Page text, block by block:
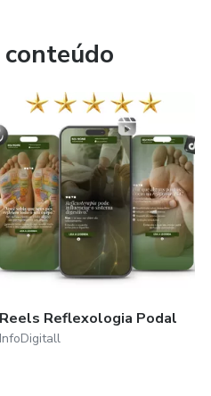
Reels Reflexologia Podal
InfoDigitall